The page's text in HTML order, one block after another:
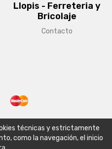
Llopis - Ferreteria y
Bricolaje
Contacto
de venta
Política de envío
técnicas y estrictamente
como la navegación, el inicio